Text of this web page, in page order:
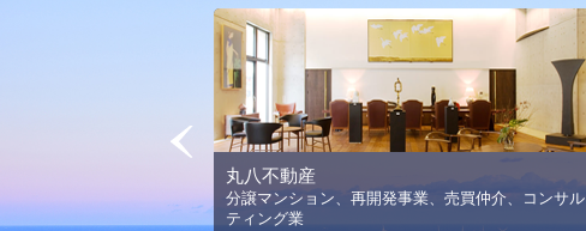
丸八不動産
分譲マンション、再開発事業、売買仲介、コンサル
ティング業